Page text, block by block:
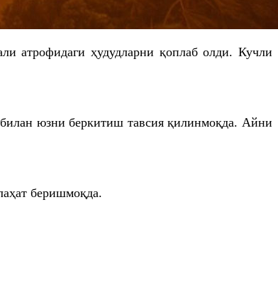
атрофидаги ҳудудларни қоплаб олди. Кучли
юзни беркитиш тавсия қилинмоқда. Айни
беришмоқда.